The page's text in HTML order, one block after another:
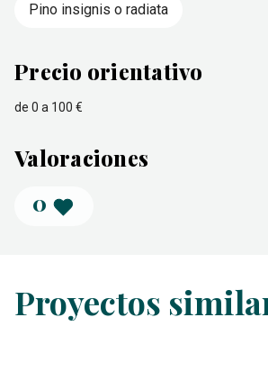
Pino insignis o radiata
Precio orientativo
de 0 a 100 €
Valoraciones
0
Proyectos